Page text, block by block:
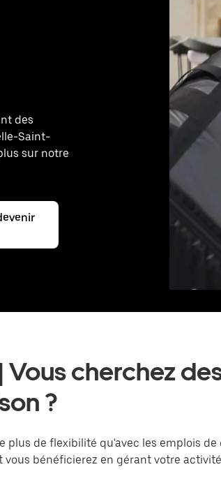
des
Saint-
sur notre
cherchez
?
plus de flexibilité qu'avec les emplois de
bénéficierez en gérant votre